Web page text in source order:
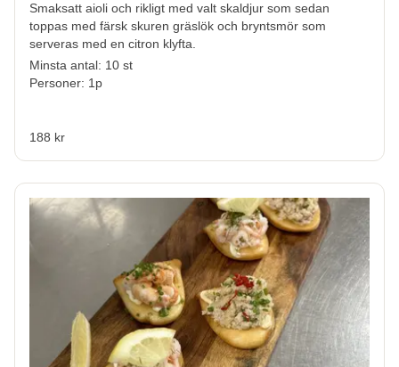
Smaksatt aioli och rikligt med valt skaldjur som sedan
toppas med färsk skuren gräslök och bryntsmör som
serveras med en citron klyfta.
Minsta antal: 10 st
Personer: 1p
188 kr